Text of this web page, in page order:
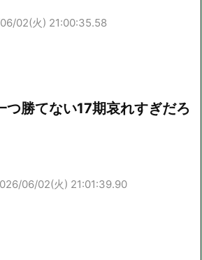
02(火) 21:00:35.58
つ勝てない17期哀れすぎだろ
06/02(火) 21:01:39.90